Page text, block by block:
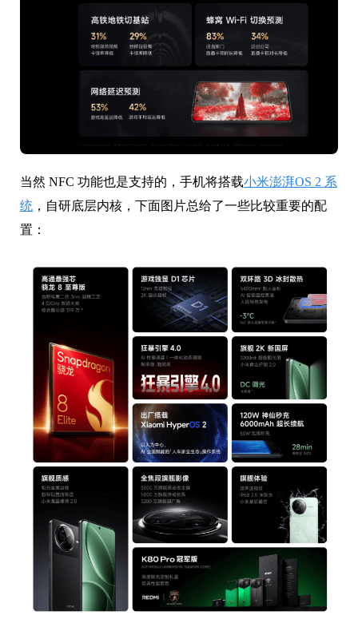
当然 NFC 功能也是支持的，手机将搭载小米澎湃OS 2 系
统 ，自研底层内核，下面图片总给了一些比较重要的配
置：